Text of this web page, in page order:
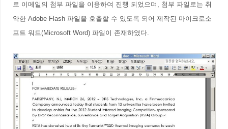
로 이메일의 첨부 파일을 이용하여 진행 되었으며, 첨부 파일로는 취
약한 Adobe Flash 파일을 호출할 수 있도록 되어 제작된 마이크로소
프트 워드(Microsoft Word) 파일이 존재하였다.